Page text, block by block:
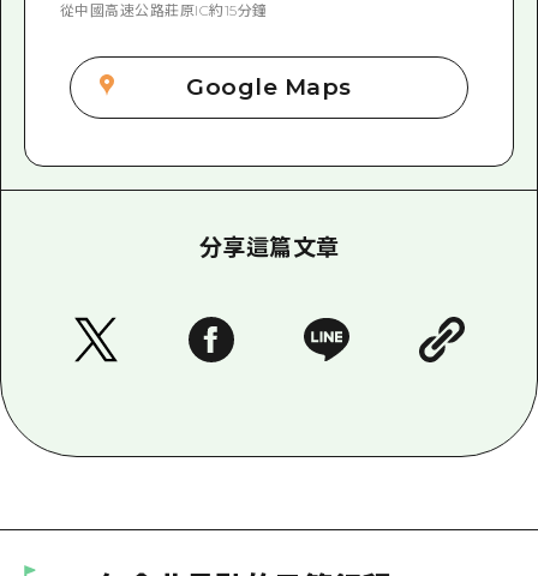
從中國高速公路莊原IC約15分鐘
Google Maps
分享這篇文章